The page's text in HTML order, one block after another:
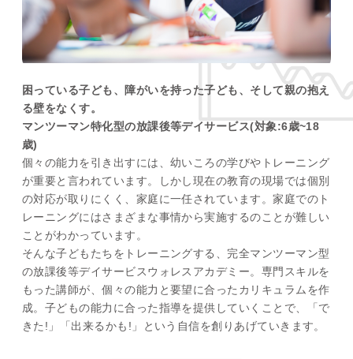
困っている子ども、障がいを持った子ども、そして親の抱え
る壁をなくす。
マンツーマン特化型の放課後等デイサービス(対象:6歳~18
歳)
個々の能力を引き出すには、幼いころの学びやトレーニング
が重要と言われています。しかし現在の教育の現場では個別
の対応が取りにくく、家庭に一任されています。家庭でのト
レーニングにはさまざまな事情から実施するのことが難しい
ことがわかっています。
そんな子どもたちをトレーニングする、完全マンツーマン型
の放課後等デイサービスウォレスアカデミー。専門スキルを
もった講師が、個々の能力と要望に合ったカリキュラムを作
成。子どもの能力に合った指導を提供していくことで、「で
きた!」「出来るかも!」という自信を創りあげていきます。